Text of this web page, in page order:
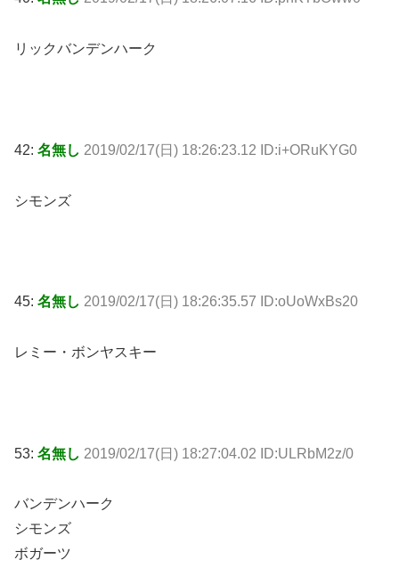
リックバンデンハーク
42: 名無し 2019/02/17(日) 18:26:23.12 ID:i+ORuKYG0
シモンズ
45: 名無し 2019/02/17(日) 18:26:35.57 ID:oUoWxBs20
レミー・ボンヤスキー
53: 名無し 2019/02/17(日) 18:27:04.02 ID:ULRbM2z/0
バンデンハーク
シモンズ
ボガーツ